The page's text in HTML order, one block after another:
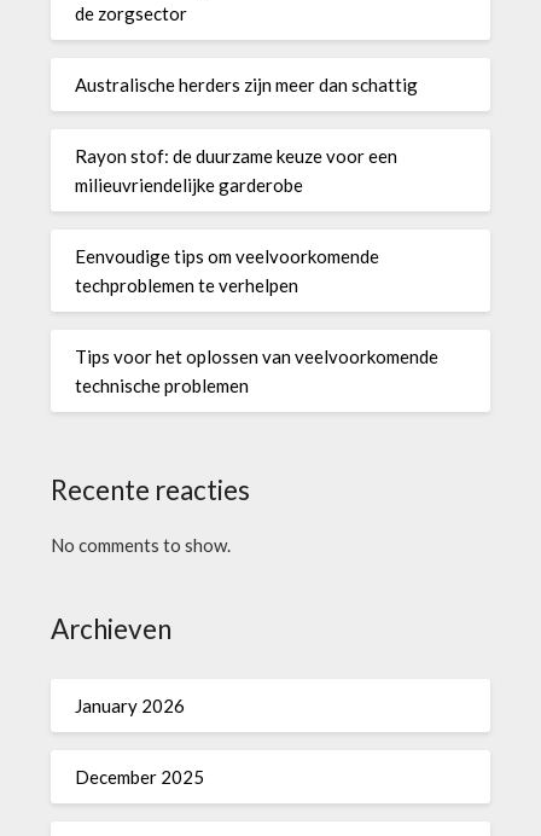
de zorgsector
Australische herders zijn meer dan schattig
Rayon stof: de duurzame keuze voor een
milieuvriendelijke garderobe
Eenvoudige tips om veelvoorkomende
techproblemen te verhelpen
Tips voor het oplossen van veelvoorkomende
technische problemen
Recente reacties
No comments to show.
Archieven
January 2026
December 2025